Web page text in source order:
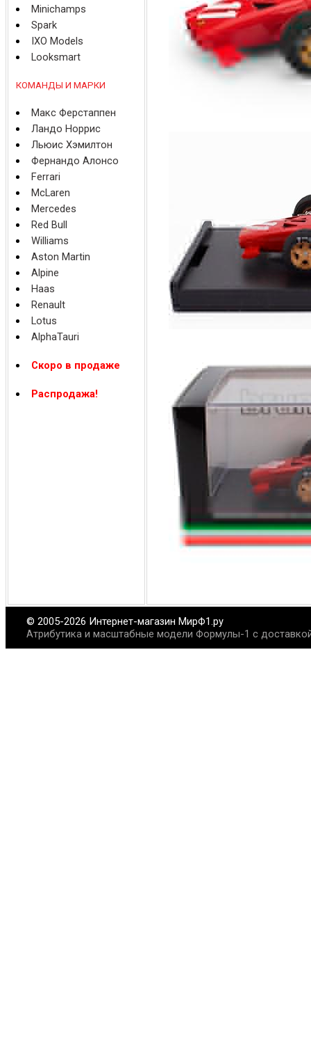
Minichamps
Spark
IXO Models
Looksmart
КОМАНДЫ И МАРКИ
Макс Ферстаппен
Ландо Норрис
Льюис Хэмилтон
Фернандо Алонсо
Ferrari
McLaren
Mercedes
Red Bull
Williams
Aston Martin
Alpine
Haas
Renault
Lotus
AlphaTauri
Скоро в продаже
Распродажа!
© 2005-2026 Интернет-магазин МирФ1.ру
Атрибутика и масштабные модели Формулы-1 с